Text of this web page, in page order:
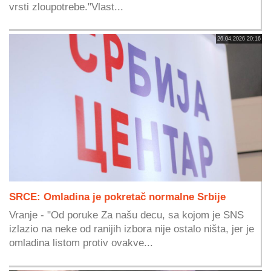
vrsti zloupotrebe."Vlast...
26.04.2026 20:16
SRCE: Omladina je pokretač normalne Srbije
Vranje - "Od poruke Za našu decu, sa kojom je SNS
izlazio na neke od ranijih izbora nije ostalo ništa, jer je
omladina listom protiv ovakve...